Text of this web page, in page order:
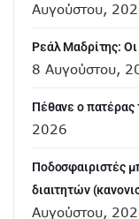
Αυγούστου,
Ρεάλ Μαδρίτης:
8 Αυγούστου,
Πέθανε ο πατέρας
2026
Ποδοσφαιριστές
διαιτητών
Αυγούστου,